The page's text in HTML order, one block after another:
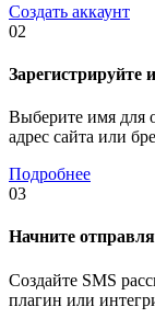
Создать аккаунт
02
Зарегистрируйте
Выберите имя для
адрес сайта или
Подробнее
03
Начните
Создайте SMS
плагин или